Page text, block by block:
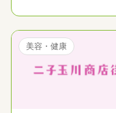
美容・健康